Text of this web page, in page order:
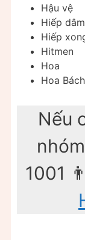
Hậu vệ
Hiếp
Hiếp
Hitmen
Hoa
Hoa
Nếu
1001